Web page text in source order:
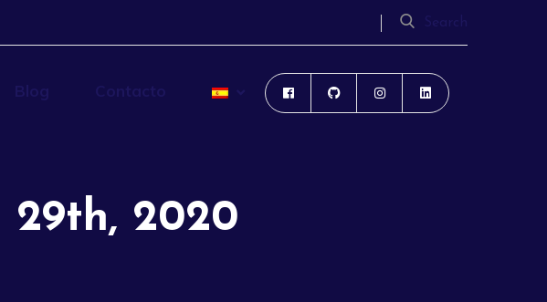
Search
Blog Contacto
29th, 2020